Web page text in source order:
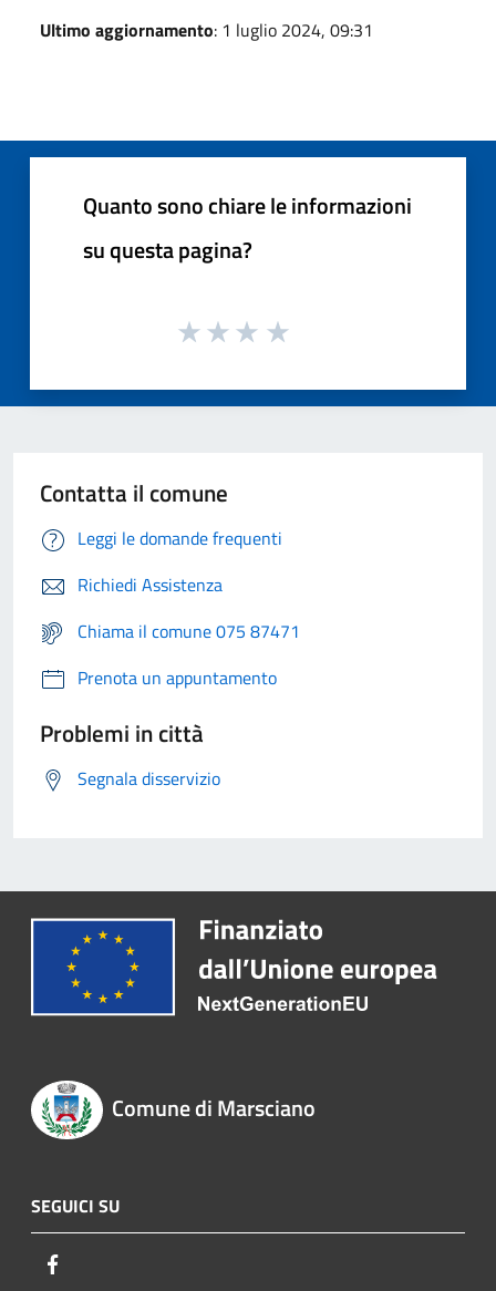
Ultimo aggiornamento: 1 luglio 2024, 09:31
Quanto sono chiare le informazioni
su questa pagina?
Contatta il comune
Leggi le domande frequenti
Richiedi Assistenza
Chiama il comune 075 87471
Prenota un appuntamento
Problemi in città
Segnala disservizio
Comune di Marsciano
SEGUICI SU